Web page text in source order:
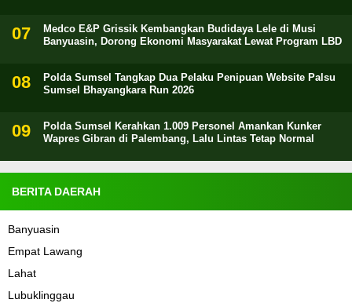
Medco E&P Grissik Kembangkan Budidaya Lele di Musi
Banyuasin, Dorong Ekonomi Masyarakat Lewat Program LBD
Polda Sumsel Tangkap Dua Pelaku Penipuan Website Palsu
Sumsel Bhayangkara Run 2026
Polda Sumsel Kerahkan 1.009 Personel Amankan Kunker
Wapres Gibran di Palembang, Lalu Lintas Tetap Normal
BERITA DAERAH
Banyuasin
Empat Lawang
Lahat
Lubuklinggau